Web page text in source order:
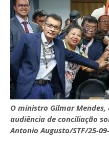
O ministro Gilmar
audiência de conciliação
Antonio Augusto/STF/25-